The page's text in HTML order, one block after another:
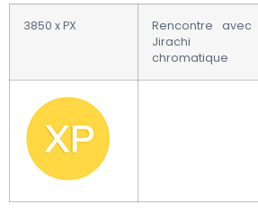
3850 x PX
Rencontre avec
Jirachi
chromatique